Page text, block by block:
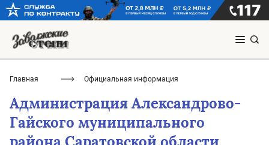
Главная Официальная информация
Администрация Александрово-
Гайского муниципального